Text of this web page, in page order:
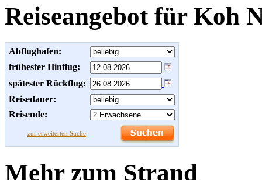
Reiseangebot für Koh
Abflughafen:
frühester Hinflug:
spätester Rückflug:
Reisedauer:
Reisende:
zur erweiterten Suche
Mehr zum Strand